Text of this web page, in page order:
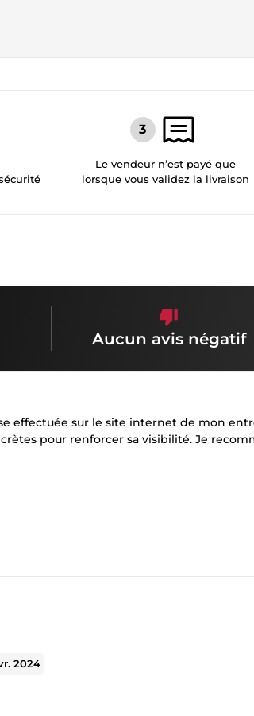
Le vendeur n’est payé que
lorsque vous validez la livraison
Aucun avis négatif
effectuée sur le site internet de mon
pour renforcer sa visibilité. Je
2024